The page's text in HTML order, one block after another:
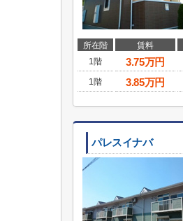
所在階 賃料
1階
3.75万円
1階
3.85万円
パレスイナバ